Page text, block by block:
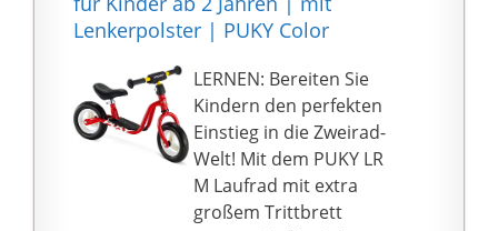
belastbarkeit bis zum
50 KG.
【Mit Begeisterung
fahren】: Reiten
genießen und Spaß
machen mit seinem
neuen Laufrad und
gleichzeitig die
Lenkerpolster | PUKY Color
LERNEN: Bereiten Sie
Kindern den perfekten
Einstieg in die Zweirad-
Welt! Mit dem PUKY LR
M Laufrad mit extra
großem Trittbrett